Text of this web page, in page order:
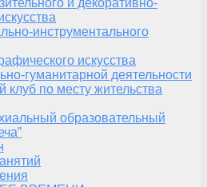
и декоративно-
инструментального
искусства
гуманитарной деятельности
клуб по месту жительства
образовательный